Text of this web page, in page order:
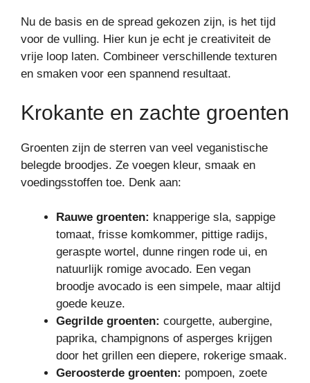
Nu de basis en de spread gekozen zijn, is het tijd
voor de vulling. Hier kun je echt je creativiteit de
vrije loop laten. Combineer verschillende texturen
en smaken voor een spannend resultaat.
Krokante en zachte groenten
Groenten zijn de sterren van veel veganistische
belegde broodjes. Ze voegen kleur, smaak en
voedingsstoffen toe. Denk aan:
Rauwe groenten: knapperige sla, sappige
tomaat, frisse komkommer, pittige radijs,
geraspte wortel, dunne ringen rode ui, en
natuurlijk romige avocado. Een vegan
broodje avocado is een simpele, maar altijd
goede keuze.
Gegrilde groenten: courgette, aubergine,
paprika, champignons of asperges krijgen
door het grillen een diepere, rokerige smaak.
Geroosterde groenten: pompoen, zoete